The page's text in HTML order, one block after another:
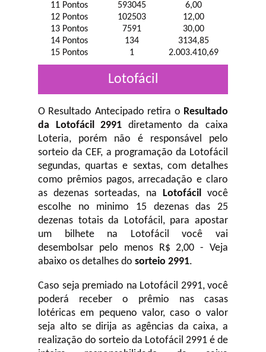
11 Pontos
593045
6,00
12 Pontos
102503
12,00
13 Pontos
7591
30,00
14 Pontos
134
3134,85
15 Pontos
1 2.003.410,69
Lotofácil
O Resultado Antecipado retira o Resultado
da Lotofácil 2991 diretamento da caixa
Loteria, porém não é responsável pelo
sorteio da CEF, a programação da Lotofácil
segundas, quartas e sextas, com detalhes
como prêmios pagos, arrecadação e claro
as dezenas sorteadas, na Lotofácilvocê
escolhe no minimo 15 dezenas das 25
dezenas totais da Lotofácil, para apostar
um bilhete na Lotofácil você vai
desembolsar pelo menos R$ 2,00 - Veja
abaixo os detalhes do sorteio 2991.
Caso seja premiado na Lotofácil 2991, você
poderá receber o prêmio nas casas
lotéricas em pequeno valor, caso o valor
seja alto se dirija as agências da caixa, a
realização do sorteio da Lotofácil 2991 é de